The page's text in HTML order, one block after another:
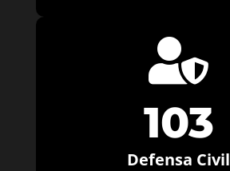

103
Defensa Civil